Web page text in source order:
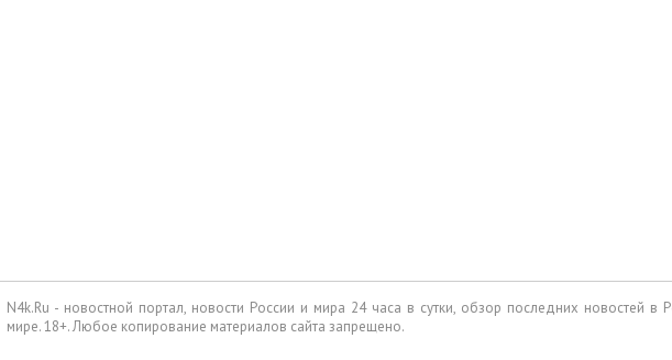
N4k.Ru - новостной портал, новости России и мира 24 часа в сутки, обзор последних новостей в
мире. 18+. Любое копирование материалов сайта запрещено.